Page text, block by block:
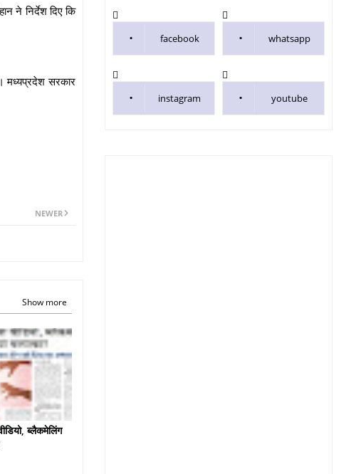
ने निर्देश दिए कि
मध्यप्रदेश सरकार
NEWER
Show more
ब्लैकमेलिंग
facebook whatsapp
instagram youtube